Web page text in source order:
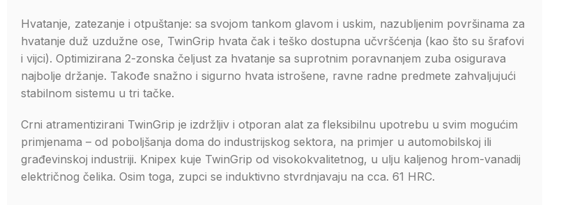
Hvatanje, zatezanje i otpuštanje: sa svojom tankom glavom i uskim, nazubljenim površinama za
hvatanje duž uzdužne ose, TwinGrip hvata čak i teško dostupna učvršćenja (kao što su šrafovi
i vijci). Optimizirana 2-zonska čeljust za hvatanje sa suprotnim poravnanjem zuba osigurava
najbolje držanje. Takođe snažno i sigurno hvata istrošene, ravne radne predmete zahvaljujući
stabilnom sistemu u tri tačke.
Crni atramentizirani TwinGrip je izdržljiv i otporan alat za fleksibilnu upotrebu u svim mogućim
primjenama – od poboljšanja doma do industrijskog sektora, na primjer u automobilskoj ili
građevinskoj industriji. Knipex kuje TwinGrip od visokokvalitetnog, u ulju kaljenog hrom-vanadij
električnog čelika. Osim toga, zupci se induktivno stvrdnjavaju na cca. 61 HRC.